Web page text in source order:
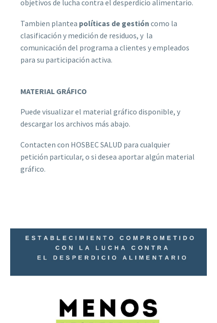
objetivos de lucha contra el desperdicio alimentario.
Tambien plantea políticas de gestión como la
clasificación y medición de residuos, y la
comunicación del programa a clientes y empleados
para su participación activa.
MATERIAL GRÁFICO
Puede visualizar el material gráfico disponible, y
descargar los archivos más abajo.
Contacten con HOSBEC SALUD para cualquier
petición particular, o si desea aportar algún material
gráfico.